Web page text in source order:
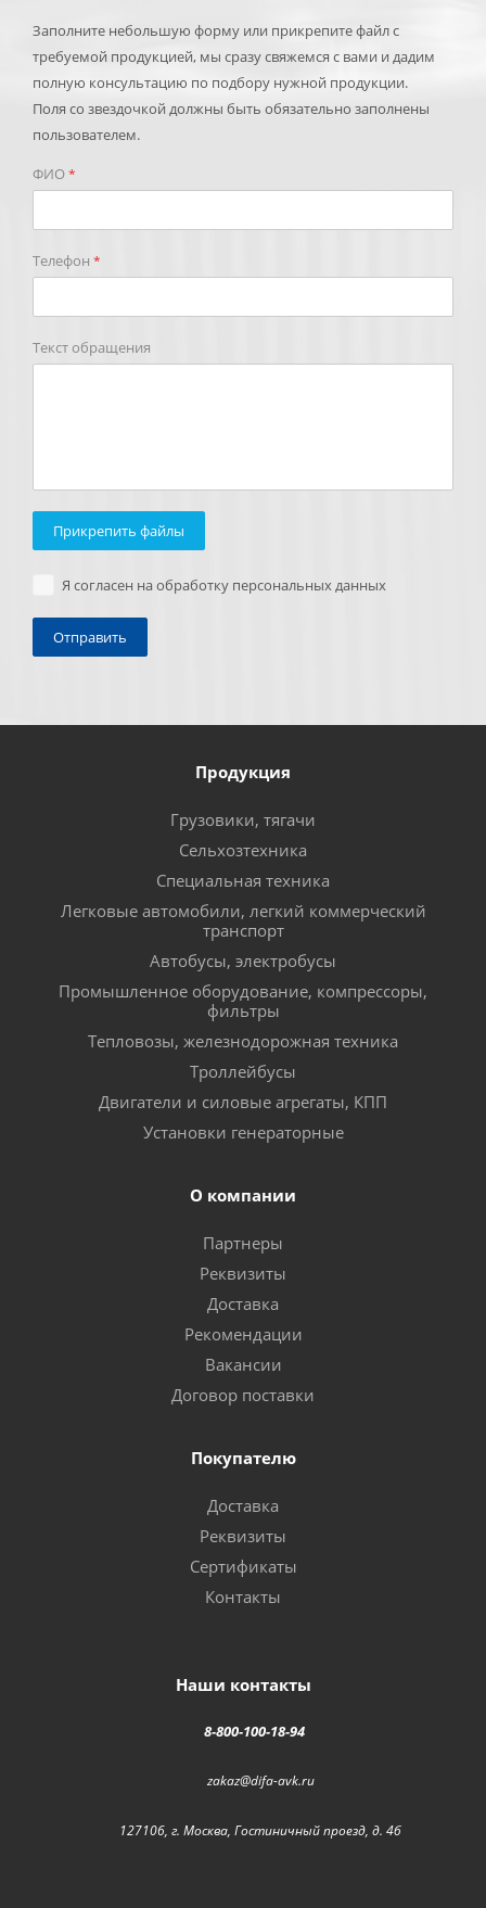
Заполните небольшую форму или прикрепите файл с
требуемой продукцией, мы сразу свяжемся с вами и дадим
полную консультацию по подбору нужной продукции.
Поля со звездочкой должны быть обязательно заполнены
пользователем.
ФИО*
Телефон *
Текст обращения
Прикрепить файлы
Я согласен на обработку персональных данных
Продукция
Грузовики, тягачи
Сельхозтехника
Специальная техника
Легковые автомобили, легкий коммерческий
транспорт
Автобусы, электробусы
Промышленное оборудование, компрессоры,
фильтры
Тепловозы, железнодорожная техника
Троллейбусы
Двигатели и силовые агрегаты, КПП
Установки генераторные
О компании
Партнеры
Реквизиты
Доставка
Рекомендации
Вакансии
Договор поставки
Покупателю
Доставка
Реквизиты
Сертификаты
Контакты
Наши контакты
8-800-100-18-94
zakaz@difa-avk.ru
127106, г. Москва, Гостиничный проезд, д. 4б